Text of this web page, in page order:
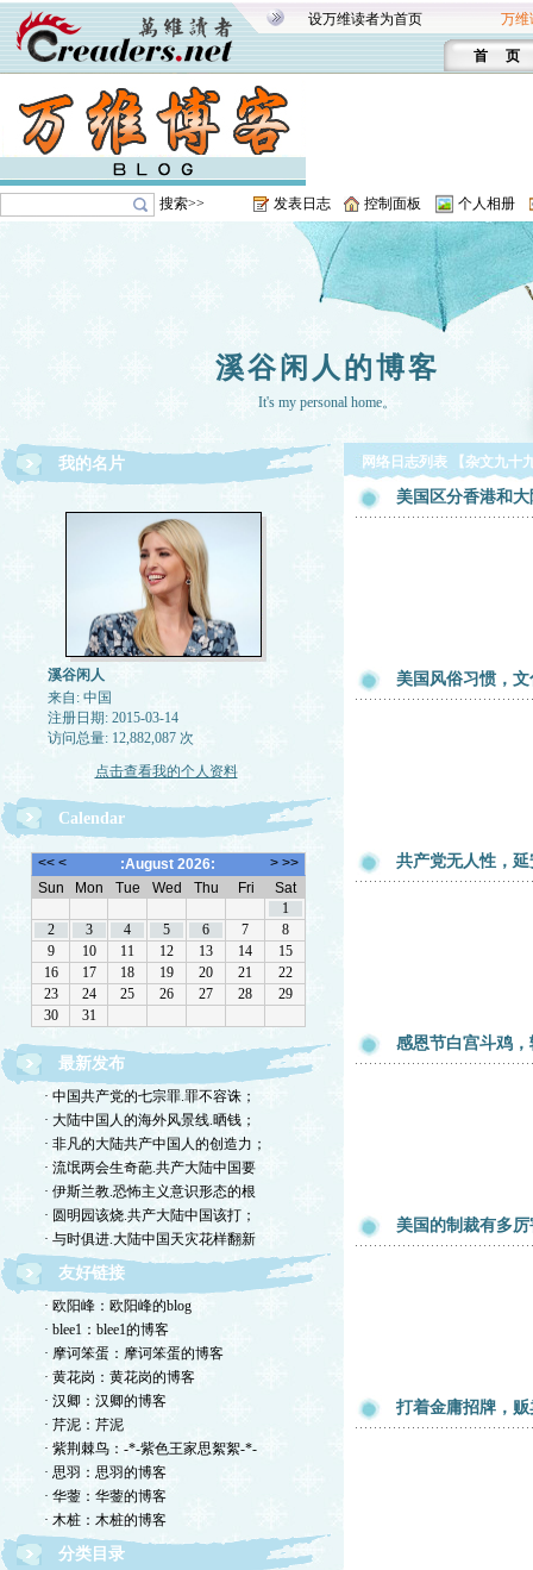
设万维读者为首页 万维
首 页
搜索>> 发表日志 控制面板 个人相册
溪谷闲人的博客
It's my personal home。
我的名片
溪谷闲人
来自: 中国
注册日期: 2015-03-14
访问总量: 12,882,087 次
点击查看我的个人资料
Calendar
最新发布
· 中国共产党的七宗罪.罪不容诛；
· 大陆中国人的海外风景线.晒钱；
· 非凡的大陆共产中国人的创造力；
· 流氓两会生奇葩.共产大陆中国要
· 伊斯兰教.恐怖主义意识形态的根
· 圆明园该烧.共产大陆中国该打；
· 与时俱进.大陆中国天灾花样翻新
友好链接
· 欧阳峰：欧阳峰的blog
· blee1：blee1的博客
· 摩诃笨蛋：摩诃笨蛋的博客
· 黄花岗：黄花岗的博客
· 汉卿：汉卿的博客
· 芹泥：芹泥
· 紫荆棘鸟：-*-紫色王家思絮絮-*-
· 思羽：思羽的博客
· 华蓥：华蓥的博客
· 木桩：木桩的博客
分类目录
网络日志列表 【杂文九十
美国区分香港和
美国风俗习惯，
共产党无人性，
感恩节白宫斗鸡
美国的制裁有多厉
打着金庸招牌，